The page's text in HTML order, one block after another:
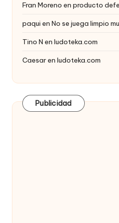
Fran Moreno en producto
paqui en No se juega limpio
Tino N en ludoteka.com
Caesaren ludoteka.com
Publicidad